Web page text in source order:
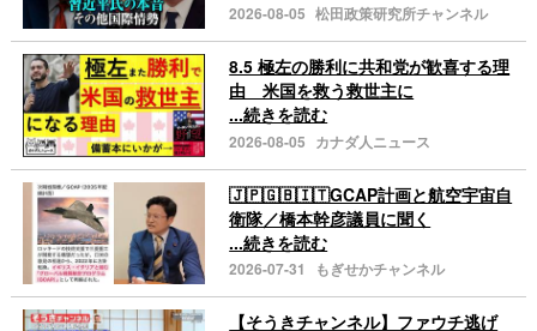
2026-08-05 松田政策研究所チャンネル
8.5 極左の勝利に共和党が歓喜する理
由 米国を救う救世主に
...続きを読む
2026-08-05 カナダ人ニュース
🇯🇵🇬🇧🇮🇹GCAP計画と航空宇宙自
衛隊／橋本幹彦議員に聞く
...続きを読む
2026-07-31 もぎせかチャンネル
【そうきチャンネル】ファウチ逃げ